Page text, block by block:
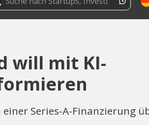
will mit KI-
Series-A-Finanzierung